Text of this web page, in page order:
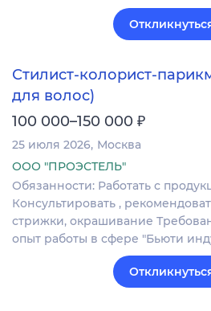
Стилист-колорист-
для волос)
100 000–150 000 ₽
25 июля 2026 Москва
ООО "ПРОЭСТЕЛЬ"
Обязанности: Работать с
Консультировать ,
стрижки, окрашивание
опыт работы в сфере "Бьюти